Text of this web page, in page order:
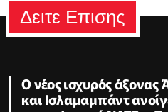
Δειτε Επισης
O νέος ισχυρός άξονας
και Ισλαμαμπάντ